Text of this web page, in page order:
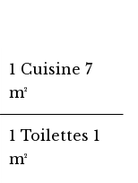
1 Cuisine7
m²
1 Toilettes 1
m²